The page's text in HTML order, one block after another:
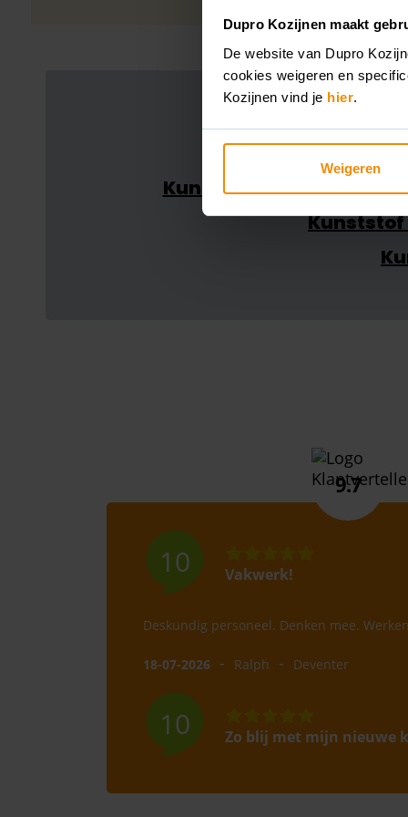
Dupro Kozijnen maakt
De website van Dupro
cookies weigeren en
Kozijnen vind je hier.
Weigeren
Kunststof kozijnen in
Kunststof
9.7
10 Vakwerk!
Deskundig personeel. Denken mee.
18-07-2026 - Ralph - Deventer
10 Zo blij met mijn nieuwe